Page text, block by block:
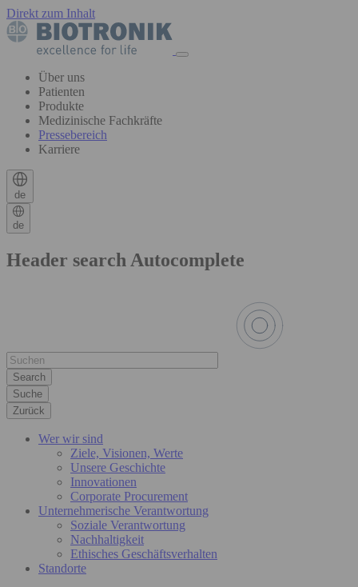
Direkt zum Inhalt
Über uns
Patienten
Produkte
Medizinische Fachkräfte
Pressebereich
Karriere
de
de
Header search Autocomplete
Suche
Zurück
Wer wir sind
Ziele, Visionen, Werte
Unsere Geschichte
Innovationen
Corporate Procurement
Unternehmerische Verantwortung
Soziale Verantwortung
Nachhaltigkeit
Ethisches Geschäftsverhalten
Standorte